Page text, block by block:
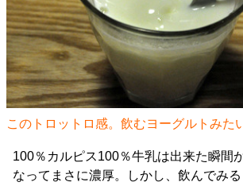
このトロットロ感。飲むヨーグルトみた
100％カルピス100％牛乳は出来た瞬間
なってまさに濃厚。しかし、飲んでみ